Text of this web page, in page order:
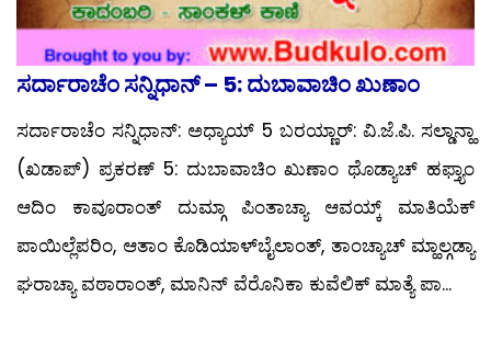
ಸರ್ದಾರಾಚೆಂ ಸನ್ನಿಧಾನ್ – 5: ದುಬಾವಾಚಿಂ ಖುಣಾಂ
ಸರ್ದಾರಾಚೆಂ ಸನ್ನಿಧಾನ್: ಅಧ್ಯಾಯ್ 5 ಬರಯ್ಣಾರ್: ವಿ.ಜೆ.ಪಿ. ಸಲ್ಡಾನ್ಹಾ
(ಖಡಾಪ್) ಪ್ರಕರಣ್ 5: ದುಬಾವಾಚಿಂ ಖುಣಾಂ ಥೊಡ್ಯಾಚ್ ಹಫ್ತ್ಯಾಂ
ಆದಿಂ ಕಾವೂರಾಂತ್ ದುಮ್ಗಾ ಪಿಂತಾಚ್ಯಾ ಆವಯ್ಕ್ ಮಾತಿಯೆಕ್
ಪಾಯಿಲ್ಲೆಪರಿಂ, ಆತಾಂ ಕೊಡಿಯಾಳ್‍ಬೈಲಾಂತ್, ತಾಂಚ್ಯಾಚ್ ಮ್ಹಾಲ್ಗಡ್ಯಾ
ಘರಾಚ್ಯಾ ವಠಾರಾಂತ್, ಮಾನಿನ್ ವೆರೊನಿಕಾ ಕುವೆಲಿಕ್ ಮಾತ್ಯೆ ಪಾ...